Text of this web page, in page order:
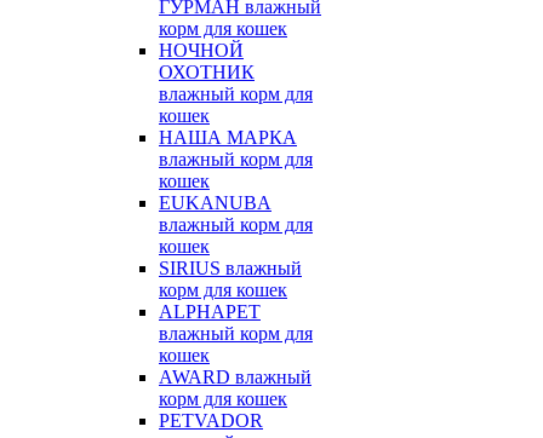
ГУРМАН влажный
корм для кошек
НОЧНОЙ
ОХОТНИК
влажный корм для
кошек
НАША МАРКА
влажный корм для
кошек
EUKANUBA
влажный корм для
кошек
SIRIUS влажный
корм для кошек
ALPHAPET
влажный корм для
кошек
AWARD влажный
корм для кошек
PETVADOR